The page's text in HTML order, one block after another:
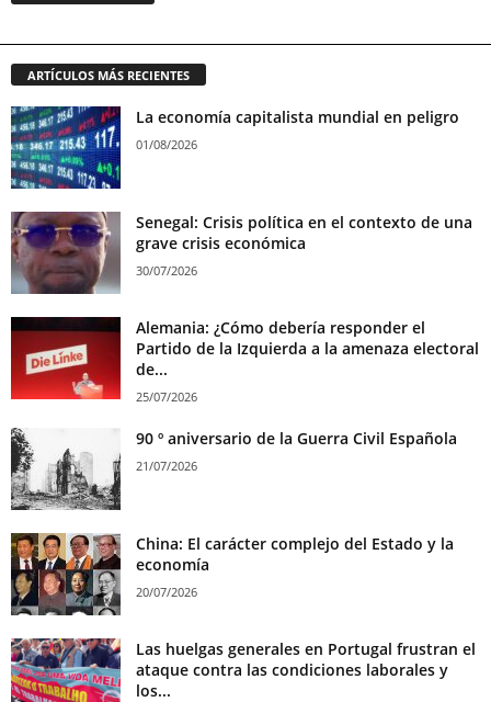
ARTÍCULOS MÁS RECIENTES
La economía capitalista mundial en peligro
01/08/2026
Senegal: Crisis política en el contexto de una
grave crisis económica
30/07/2026
Alemania: ¿Cómo debería responder el
Partido de la Izquierda a la amenaza electoral
de...
25/07/2026
90 º aniversario de la Guerra Civil Española
21/07/2026
China: El carácter complejo del Estado y la
economía
20/07/2026
Las huelgas generales en Portugal frustran el
ataque contra las condiciones laborales y
los...